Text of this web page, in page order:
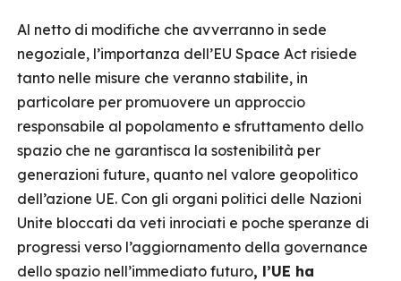
Al netto di modifiche che avverranno in sede
negoziale, l’importanza dell’EU Space Act risiede
tanto nelle misure che veranno stabilite, in
particolare per promuovere un approccio
responsabile al popolamento e sfruttamento dello
spazio che ne garantisca la sostenibilità per
generazioni future, quanto nel valore geopolitico
dell’azione UE. Con gli organi politici delle Nazioni
Unite bloccati da veti inrociati e poche speranze di
progressi verso l’aggiornamento della governance
dello spazio nell’immediato futuro, l’UE ha